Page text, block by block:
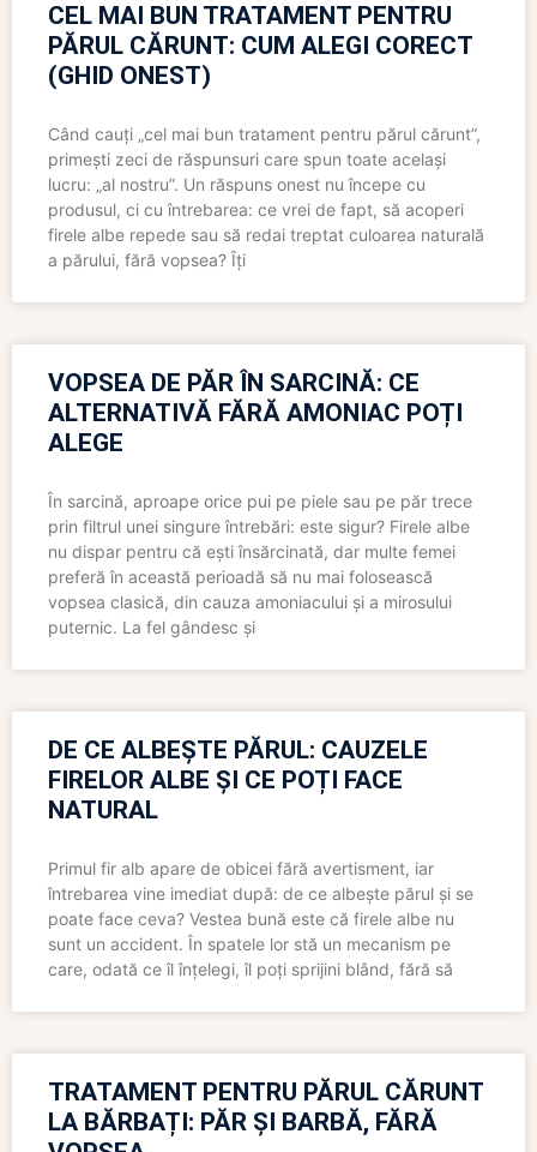
CEL MAI BUN TRATAMENT PENTRU
PĂRUL CĂRUNT: CUM ALEGI CORECT
(GHID ONEST)
Când cauți „cel mai bun tratament pentru părul cărunt”,
primești zeci de răspunsuri care spun toate același
lucru: „al nostru”. Un răspuns onest nu începe cu
produsul, ci cu întrebarea: ce vrei de fapt, să acoperi
firele albe repede sau să redai treptat culoarea naturală
a părului, fără vopsea? Îți
VOPSEA DE PĂR ÎN SARCINĂ: CE
ALTERNATIVĂ FĂRĂ AMONIAC POȚI
ALEGE
În sarcină, aproape orice pui pe piele sau pe păr trece
prin filtrul unei singure întrebări: este sigur? Firele albe
nu dispar pentru că ești însărcinată, dar multe femei
preferă în această perioadă să nu mai folosească
vopsea clasică, din cauza amoniacului și a mirosului
puternic. La fel gândesc și
DE CE ALBEȘTE PĂRUL: CAUZELE
FIRELOR ALBE ȘI CE POȚI FACE
NATURAL
Primul fir alb apare de obicei fără avertisment, iar
întrebarea vine imediat după: de ce albește părul și se
poate face ceva? Vestea bună este că firele albe nu
sunt un accident. În spatele lor stă un mecanism pe
care, odată ce îl înțelegi, îl poți sprijini blând, fără să
TRATAMENT PENTRU PĂRUL CĂRUNT
LA BĂRBAȚI: PĂR ȘI BARBĂ, FĂRĂ